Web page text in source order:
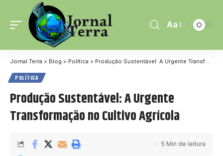
Aa
Jornal Terra > Blog > Política > Produção Sustentável: A Urgente Transformação no Cultivo Agrícola
POLÍTICA
Produção Sustentável: A Urgente
Transformação no Cultivo Agrícola
5 Min de leitura